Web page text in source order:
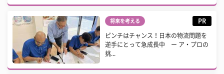
将来を考える PR
ピンチはチャンス！日本の物流問題を
逆手にとって急成長中 ー ア・プロの
挑...